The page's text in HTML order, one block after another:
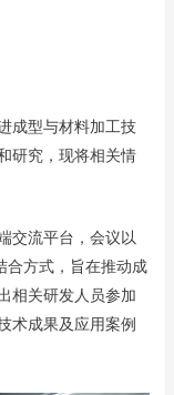
成型与材料加工技
研究，现将相关情
交流平台，会议以
合方式，旨在推动成
相关研发人员参加
术成果及应用案例